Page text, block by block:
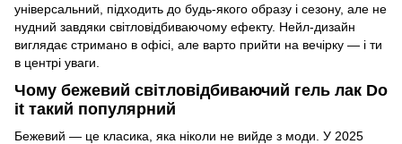
універсальний, підходить до будь-якого образу і сезону, але не
нудний завдяки світловідбиваючому ефекту. Нейл-дизайн
виглядає стримано в офісі, але варто прийти на вечірку — і ти
в центрі уваги.
Чому бежевий світловідбиваючий гель лак Do
it такий популярний
Бежевий — це класика, яка ніколи не вийде з моди. У 2025